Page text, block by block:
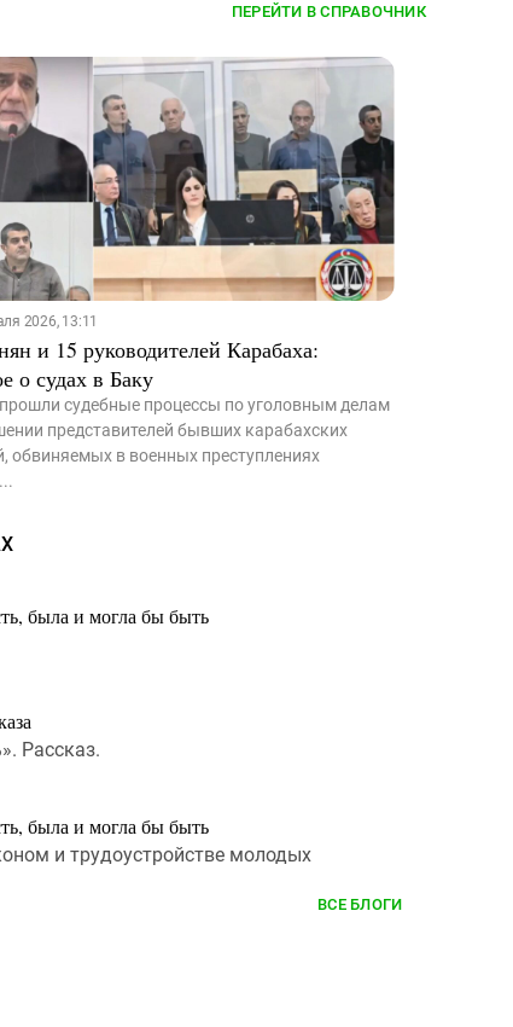
ПЕРЕЙТИ В СПРАВОЧНИК
2026, 13:11
и 15 руководителей Карабаха:
о судах в Баку
судебные процессы по уголовным делам
представителей бывших карабахских
обвиняемых в военных преступлениях
была и могла бы быть
Рассказ.
была и могла бы быть
и трудоустройстве молодых
ВСЕ БЛОГИ